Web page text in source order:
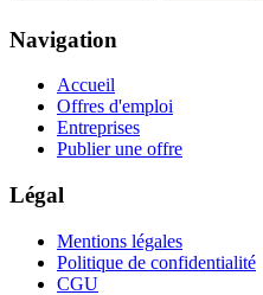
Navigation
Accueil
Offres d'emploi
Entreprises
Publier une offre
Légal
Mentions légales
Politique de confidentialité
CGU